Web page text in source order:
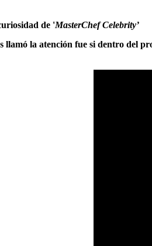
de 'MasterChef Celebrity’
llamó la atención fue si dentro del